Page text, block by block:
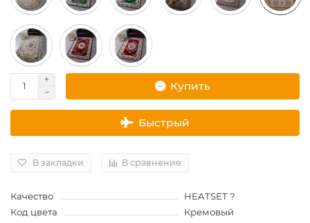
Купить
Быстрый
В закладки В сравнение
Качество
HEATSET ?
Код цвета
Кремовый